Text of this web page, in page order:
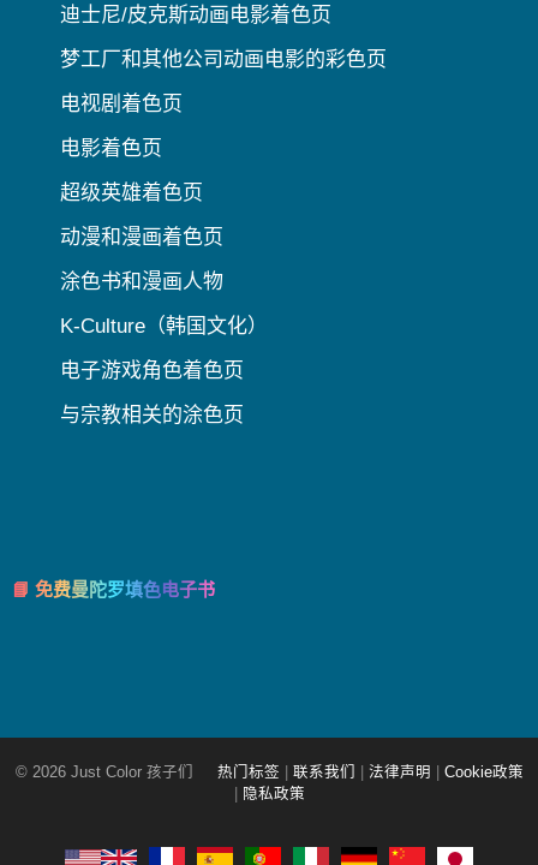
迪士尼/皮克斯动画电影着色页
梦工厂和其他公司动画电影的彩色页
电视剧着色页
电影着色页
超级英雄着色页
动漫和漫画着色页
涂色书和漫画人物
K-Culture（韩国文化）
电子游戏角色着色页
与宗教相关的涂色页
📘 免费曼陀罗填色电子书
© 2026 Just Color 孩子们 热门标签 联系我们 法律声明
Cookie政策
隐私政策